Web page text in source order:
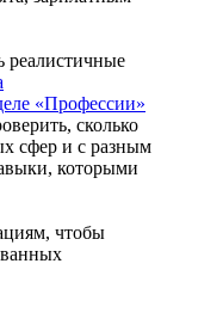
реалистичные
«Профессии»
сколько
сфер и с разным
которыми
чтобы